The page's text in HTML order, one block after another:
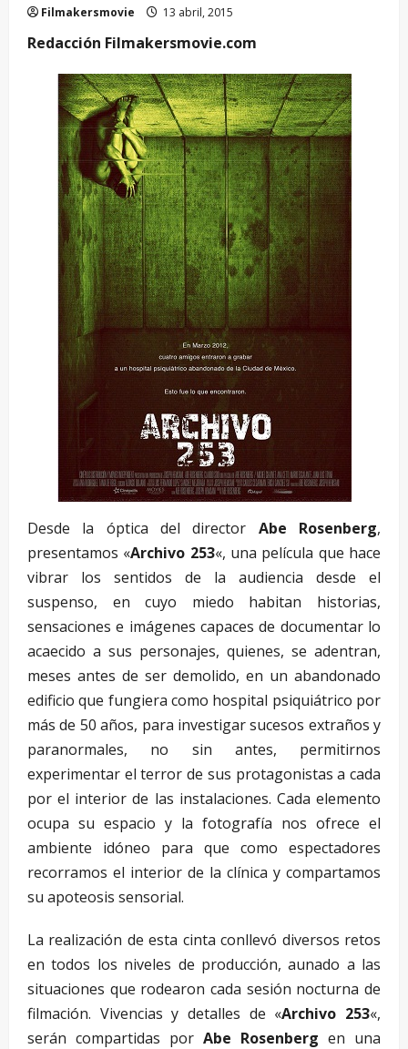
Filmakersmovie 13 abril, 2015
Redacción Filmakersmovie.com
Desde la óptica del director Abe Rosenberg,
presentamos «Archivo 253«, una película que hace
vibrar los sentidos de la audiencia desde el
suspenso, en cuyo miedo habitan historias,
sensaciones e imágenes capaces de documentar lo
acaecido a sus personajes, quienes, se adentran,
meses antes de ser demolido, en un abandonado
edificio que fungiera como hospital psiquiátrico por
más de 50 años, para investigar sucesos extraños y
paranormales, no sin antes, permitirnos
experimentar el terror de sus protagonistas a cada
por el interior de las instalaciones. Cada elemento
ocupa su espacio y la fotografía nos ofrece el
ambiente idóneo para que como espectadores
recorramos el interior de la clínica y compartamos
su apoteosis sensorial.
La realización de esta cinta conllevó diversos retos
en todos los niveles de producción, aunado a las
situaciones que rodearon cada sesión nocturna de
filmación. Vivencias y detalles de «Archivo 253«,
serán compartidas por Abe Rosenberg en una